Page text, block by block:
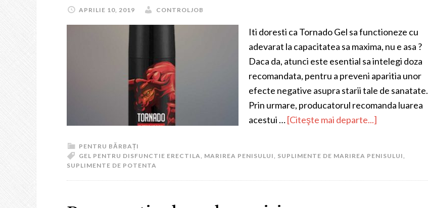
APRILIE 10, 2019 CONTROLJOB
Iti doresti ca Tornado Gel sa functioneze cu
adevarat la capacitatea sa maxima, nu e asa ?
Daca da, atunci este esential sa intelegi doza
recomandata, pentru a preveni aparitia unor
efecte negative asupra starii tale de sanatate.
Prin urmare, producatorul recomanda luarea
acestui …[Citeşte mai departe...]
PENTRU BĂRBAȚI
GEL PENTRU DISFUNCTIE ERECTILA, MARIREA PENISULUI, SUPLIMENTE DE MARIREA PENISULUI,
SUPLIMENTE DE POTENTA